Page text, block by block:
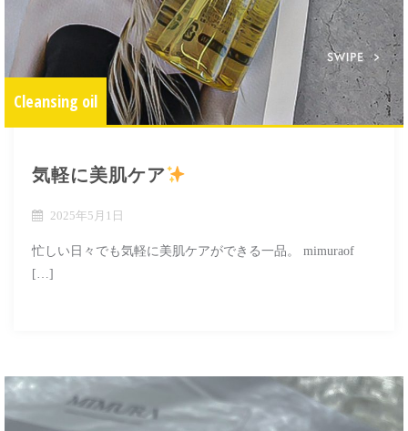
Cleansing oil
気軽に美肌ケア
2025年5月1日
忙しい日々でも気軽に美肌ケアができる一品。 mimuraof
[…]